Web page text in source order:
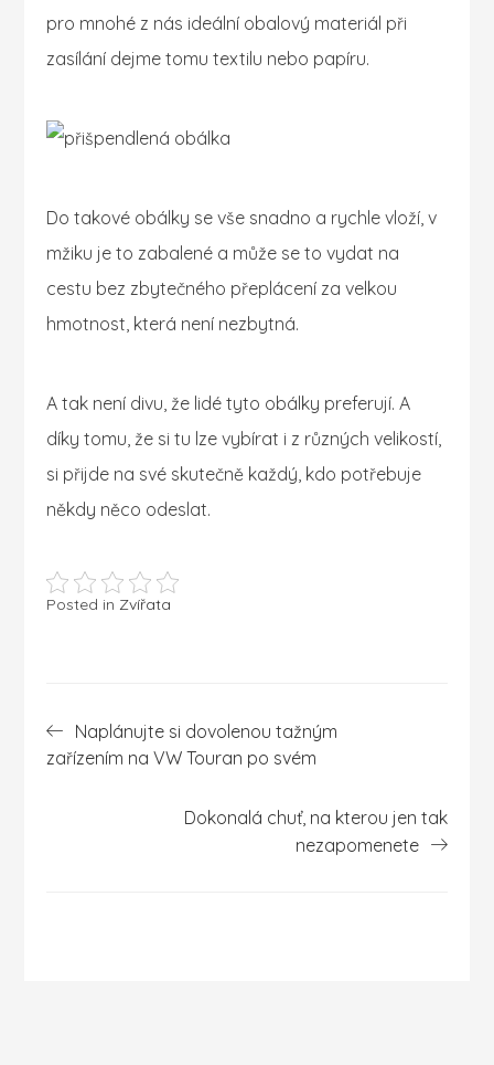
pro mnohé z nás ideální obalový materiál při
zasílání dejme tomu textilu nebo papíru.
Do takové obálky se vše snadno a rychle vloží, v
mžiku je to zabalené a může se to vydat na
cestu bez zbytečného přeplácení za velkou
hmotnost, která není nezbytná.
A tak není divu, že lidé tyto obálky preferují. A
díky tomu, že si tu lze vybírat i z různých velikostí,
si přijde na své skutečně každý, kdo potřebuje
někdy něco odeslat.
Posted inZvířata
proNaplánujte si dovolenou tažným
zařízením na VW Touran po svém
Dokonalá chuť, na kterou jen tak
nezapomenete